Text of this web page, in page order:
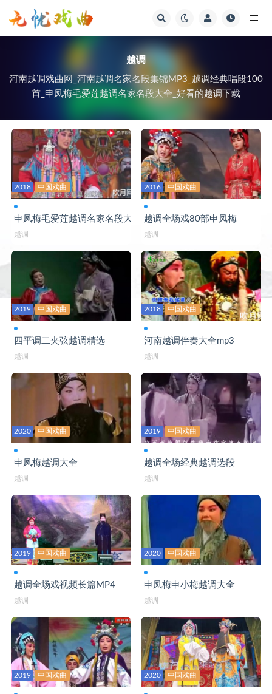
越调
河南越调戏曲网_河南越调名家名段集锦MP3_越调经典唱段100
首_申凤梅毛爱莲越调名家名段大全_好看的越调下载
2018 中国戏曲
申凤梅毛爱莲越调名家名段大全
越调
2016 中国戏曲
越调全场戏80部申凤梅
越调
2019 中国戏曲
四平调二夹弦越调精选
越调
2018 中国戏曲
河南越调伴奏大全mp3
越调
2020 中国戏曲
申凤梅越调大全
越调
2019 中国戏曲
越调全场经典越调选段
越调
2019 中国戏曲
越调全场戏视频长篇MP4
越调
2020 中国戏曲
申凤梅申小梅越调大全
越调
2019 中国戏曲 2020 中国戏曲